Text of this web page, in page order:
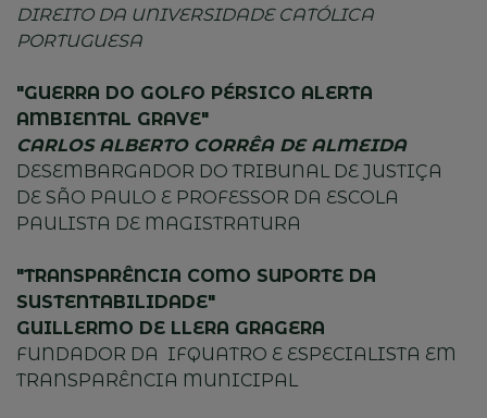
DIREITO DA UNIVERSIDADE CATÓLICA
PORTUGUESA
"GUERRA DO GOLFO PÉRSICO ALERTA
AMBIENTAL GRAVE"
CARLOS ALBERTO CORRÊA DE ALMEIDA
DESEMBARGADOR DO TRIBUNAL DE JUSTIÇA
DE SÃO PAULO E PROFESSOR DA ESCOLA
PAULISTA DE MAGISTRATURA
"TRANSPARÊNCIA COMO SUPORTE DA
SUSTENTABILIDADE"
GUILLERMO DE LLERA GRAGERA
FUNDADOR DA IFQUATRO E ESPECIALISTA EM
TRANSPARÊNCIA MUNICIPAL